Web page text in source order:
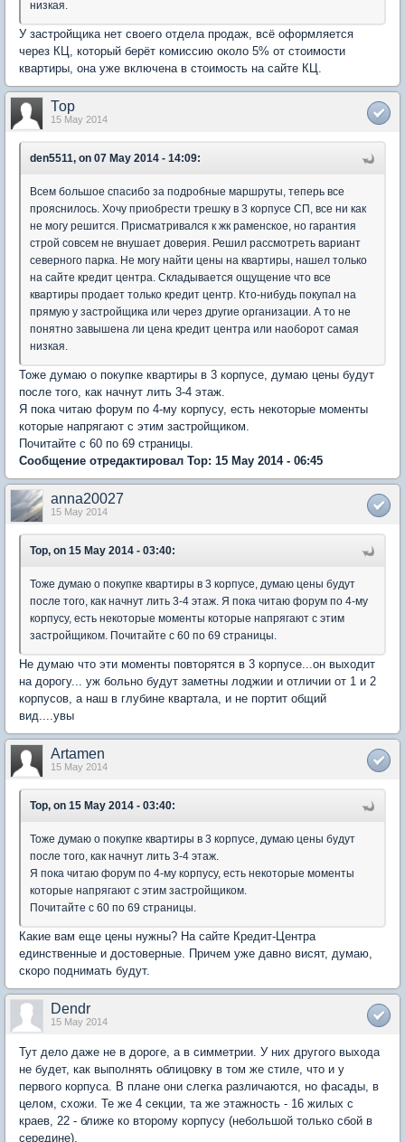
низкая.
У застройщика нет своего отдела продаж, всё оформляется
через КЦ, который берёт комиссию около 5% от стоимости
квартиры, она уже включена в стоимость на сайте КЦ.
Тор
15 May 2014
den5511, on 07 May 2014 - 14:09:
Всем большое спасибо за подробные маршруты, теперь все
прояснилось. Хочу приобрести трешку в 3 корпусе СП, все ни как
не могу решится. Присматривался к жк раменское, но гарантия
строй совсем не внушает доверия. Решил рассмотреть вариант
северного парка. Не могу найти цены на квартиры, нашел только
на сайте кредит центра. Складывается ощущение что все
квартиры продает только кредит центр. Кто-нибудь покупал на
прямую у застройщика или через другие организации. А то не
понятно завышена ли цена кредит центра или наоборот самая
низкая.
Тоже думаю о покупке квартиры в 3 корпусе, думаю цены будут
после того, как начнут лить 3-4 этаж.
Я пока читаю форум по 4-му корпусу, есть некоторые моменты
которые напрягают с этим застройщиком.
Почитайте с 60 по 69 страницы.
Сообщение отредактировал Тор: 15 May 2014 - 06:45
anna20027
15 May 2014
Тор, on 15 May 2014 - 03:40:
Тоже думаю о покупке квартиры в 3 корпусе, думаю цены будут
после того, как начнут лить 3-4 этаж. Я пока читаю форум по 4-му
корпусу, есть некоторые моменты которые напрягают с этим
застройщиком. Почитайте с 60 по 69 страницы.
Не думаю что эти моменты повторятся в 3 корпусе...он выходит
на дорогу... уж больно будут заметны лоджии и отличии от 1 и 2
корпусов, а наш в глубине квартала, и не портит общий
вид....увы
Artamen
15 May 2014
Тор, on 15 May 2014 - 03:40:
Тоже думаю о покупке квартиры в 3 корпусе, думаю цены будут
после того, как начнут лить 3-4 этаж.
Я пока читаю форум по 4-му корпусу, есть некоторые моменты
которые напрягают с этим застройщиком.
Почитайте с 60 по 69 страницы.
Какие вам еще цены нужны? На сайте Кредит-Центра
единственные и достоверные. Причем уже давно висят, думаю,
скоро поднимать будут.
Dendr
15 May 2014
Тут дело даже не в дороге, а в симметрии. У них другого выхода
не будет, как выполнять облицовку в том же стиле, что и у
первого корпуса. В плане они слегка различаются, но фасады, в
целом, схожи. Те же 4 секции, та же этажность - 16 жилых с
краев, 22 - ближе ко второму корпусу (небольшой только сбой в
середине).